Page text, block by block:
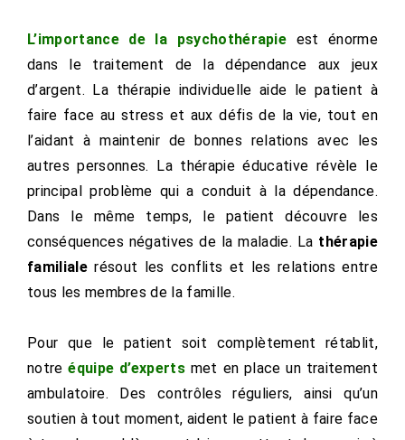
L’importance de la psychothérapie est énorme
dans le traitement de la dépendance aux jeux
d’argent. La thérapie individuelle aide le patient à
faire face au stress et aux défis de la vie, tout en
l’aidant à maintenir de bonnes relations avec les
autres personnes. La thérapie éducative révèle le
principal problème qui a conduit à la dépendance.
Dans le même temps, le patient découvre les
conséquences négatives de la maladie. La thérapie
familialerésout les conflits et les relations entre
tous les membres de la famille.
Pour que le patient soit complètement rétablit,
notreéquipe d’experts met en place un traitement
ambulatoire. Des contrôles réguliers, ainsi qu’un
soutien à tout moment, aident le patient à faire face